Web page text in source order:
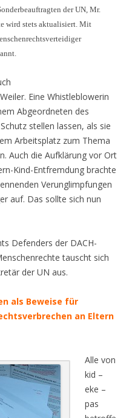
der UN, Mr.
wird stets aktualisiert. Mit
Eine Whistleblowerin
Abgeordneten des
stellen lassen, als sie
Arbeitsplatz zum Thema
Auch die Aufklärung vor Ort
Kind-Entfremdung brachte
Verunglimpfungen
auf. Das sollte sich nun
Defenders der DACH-
tauscht sich
der UN aus.
als Beweise für
an Eltern
Alle von
kid –
eke –
pas